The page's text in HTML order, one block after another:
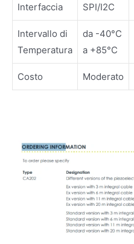
Interfaccia SPI/I2C
Intervallo di
Temperatura
da -40°C
a +85°C
Costo Moderato